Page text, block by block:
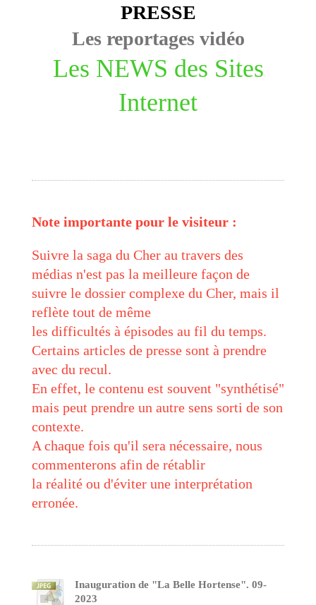
PRESSE
Les reportages vidéo
Les NEWS des Sites
Internet
Note importante pour le visiteur :
Suivre la saga du Cher au travers des
médias n'est pas la meilleure façon de
suivre le dossier complexe du Cher, mais il
reflète tout de même
les difficultés à épisodes au fil du temps.
Certains articles de presse sont à prendre
avec du recul.
En effet, le contenu est souvent "synthétisé"
mais peut prendre un autre sens sorti de son
contexte.
A chaque fois qu'il sera nécessaire, nous
commenterons afin de rétablir
la réalité ou d'éviter une interprétation
erronée.
Inauguration de "La Belle Hortense". 09-
2023